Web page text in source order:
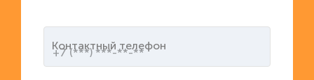
Контактный телефон